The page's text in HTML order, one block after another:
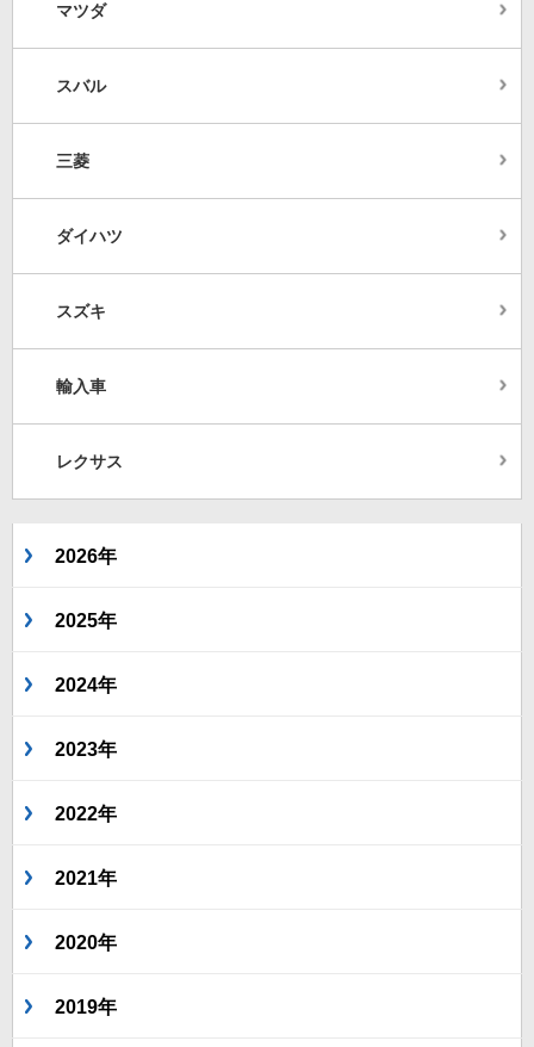
マツダ
スバル
三菱
ダイハツ
スズキ
輸入車
レクサス
2026年
2025年
2024年
2023年
2022年
2021年
2020年
2019年